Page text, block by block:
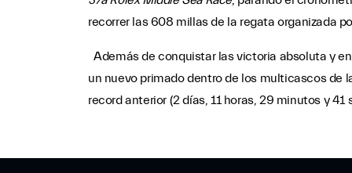
recorrer las 608 millas de la regata organizada
Además de conquistar las victoria absoluta y
un nuevo primado dentro de los multicascos de
record anterior (2 días, 11 horas, 29 minutos y